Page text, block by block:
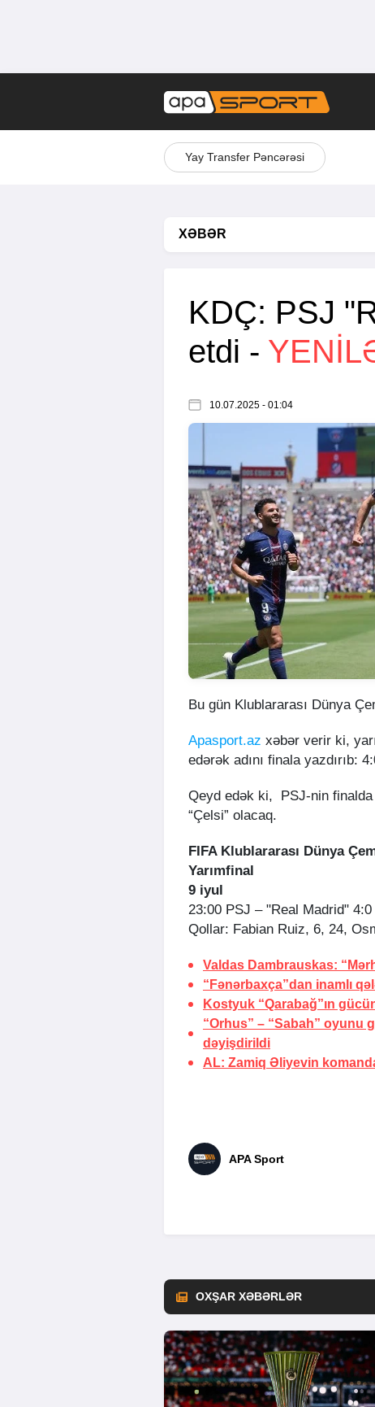
Yay Transfer Pəncərəsi
XƏBƏR
KDÇ: PSJ
etdi -
10.07.2025 - 01:04
Bu gün Klublararası Dünya
Apasport.az xəbər verir ki,
edərək adını finala yazdırıb:
Qeyd edək ki, PSJ-nin finalda
“Çelsi” olacaq.
FIFA Klublararası Dünya
Yarımfinal
9 iyul
23:00 PSJ – "Real Madrid" 4:0
Qollar: Fabian Ruiz, 6, 24,
Valdas Dambrauskas:
“Fənərbaxça”dan inamlı
Kostyuk “Qarabağ”ın
“Orhus” – “Sabah” oyunu
dəyişdirildi
AL: Zamiq Əliyevin
APA Sport
OXŞAR XƏBƏRLƏR